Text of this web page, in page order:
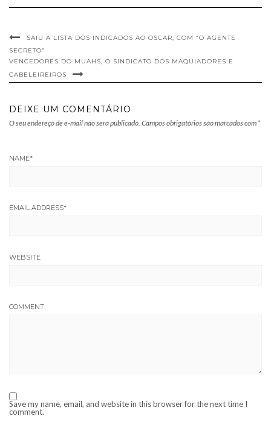
SAIU A LISTA DOS INDICADOS AO OSCAR, COM “O AGENTE
SECRETO”
VENCEDORES DO MUAHS, O SINDICATO DOS MAQUIADORES E
CABELEIREIROS
DEIXE UM COMENTÁRIO
O seu endereço de e-mail não será publicado. Campos obrigatórios são marcados com *
NAME*
EMAIL ADDRESS*
WEBSITE
COMMENT
Save my name, email, and website in this browser for the next time I
comment.